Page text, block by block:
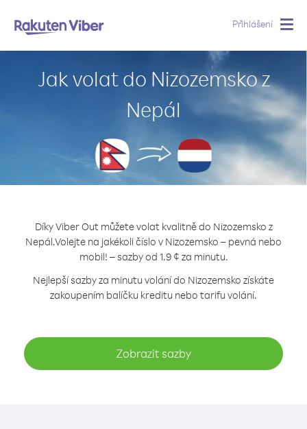
Přihlášení
Jak volat do Nizozemsko z
Nepál
Díky Viber Out můžete volat kvalitně do Nizozemsko z
Nepál.Volejte na jakékoli číslo v Nizozemsko – pevná nebo
mobil! – sazby od 1.9 ¢ za minutu.
Nejlepší sazby za minutu volání do Nizozemsko získáte
zakoupením balíčku kreditu nebo tarifu volání.
Zobrazit sazby